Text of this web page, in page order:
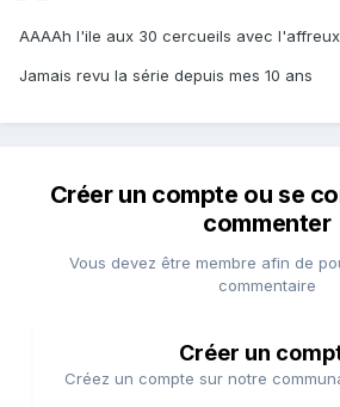
AAAAh l'ile aux 30 cercueils avec l'affreux
Jamais revu la série depuis mes 10 ans
Créer un compte ou se
commenter
Vous devez être membre afin de
commentaire
Créer un
Créez un compte sur notre